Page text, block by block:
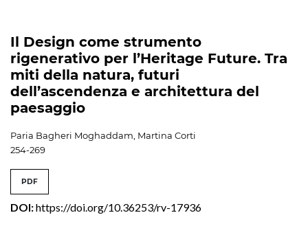
Il Design come strumento
rigenerativo per l’Heritage Future. Tra
miti della natura, futuri
dell’ascendenza e architettura del
paesaggio
Paria Bagheri Moghaddam, Martina Corti
254-269
PDF
DOI:https://doi.org/10.36253/rv-17936